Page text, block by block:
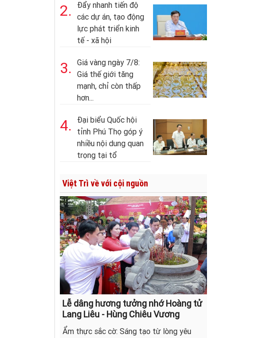
2.
Đẩy nhanh tiến độ
các dự án, tạo động
lực phát triển kinh
tế - xã hội
3.
Giá vàng ngày 7/8:
Giá thế giới tăng
mạnh, chỉ còn thấp
hơn...
4.
Đại biểu Quốc hội
tỉnh Phú Thọ góp ý
nhiều nội dung quan
trọng tại tổ
Việt Trì về với cội nguồn
Lễ dâng hương tưởng nhớ Hoàng tử
Lang Liêu - Hùng Chiêu Vương
Ẩm thực sắc cờ: Sáng tạo từ lòng yêu